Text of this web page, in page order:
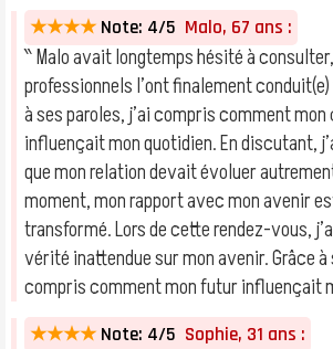
★★★★ Note: 4/5 Malo, 67 ans :
‶ Malo avait longtemps hésité à
professionnels l’ont finalement
à ses paroles, j’ai compris comment mon
influençait mon quotidien. En discutant,
que mon relation devait évoluer
moment, mon rapport avec mon avenir
transformé. Lors de cette rendez-vous,
vérité inattendue sur mon avenir. Grâce à
compris comment mon futur influençait
★★★★ Note: 4/5 Sophie, 31 ans :